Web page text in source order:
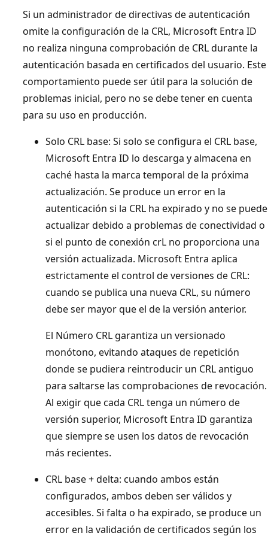
Si un administrador de directivas de autenticación
omite la configuración de la CRL, Microsoft Entra ID
no realiza ninguna comprobación de CRL durante la
autenticación basada en certificados del usuario. Este
comportamiento puede ser útil para la solución de
problemas inicial, pero no se debe tener en cuenta
para su uso en producción.
Solo CRL base: Si solo se configura el CRL base,
Microsoft Entra ID lo descarga y almacena en
caché hasta la marca temporal de la próxima
actualización. Se produce un error en la
autenticación si la CRL ha expirado y no se puede
actualizar debido a problemas de conectividad o
si el punto de conexión crL no proporciona una
versión actualizada. Microsoft Entra aplica
estrictamente el control de versiones de CRL:
cuando se publica una nueva CRL, su número
debe ser mayor que el de la versión anterior.
El Número CRL garantiza un versionado
monótono, evitando ataques de repetición
donde se pudiera reintroducir un CRL antiguo
para saltarse las comprobaciones de revocación.
Al exigir que cada CRL tenga un número de
versión superior, Microsoft Entra ID garantiza
que siempre se usen los datos de revocación
más recientes.
CRL base + delta: cuando ambos están
configurados, ambos deben ser válidos y
accesibles. Si falta o ha expirado, se produce un
error en la validación de certificados según los